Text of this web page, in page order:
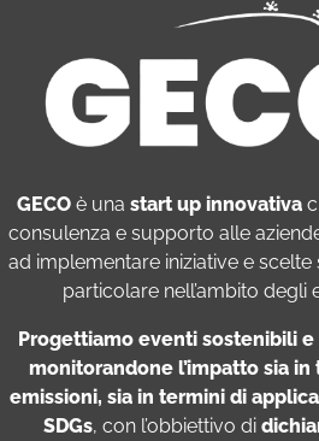
GECOè una start up innovativa
consulenza e supporto alle
ad implementare iniziative escelte
particolare nell’ambito degli
Progettiamo eventi sostenibili e
monitorandone l’impattosia in
emissioni, sia in termini di
SDGs, con l’obbiettivo di